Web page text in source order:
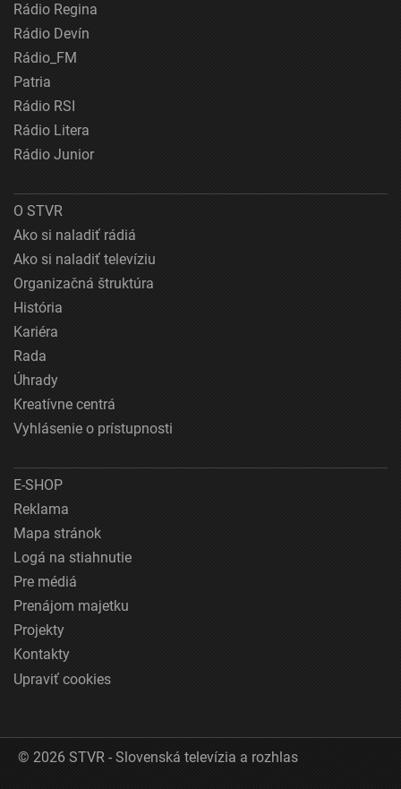
Rádio Regina
Rádio Devín
Rádio_FM
Patria
Rádio RSI
Rádio Litera
Rádio Junior
O STVR
Ako si naladiť rádiá
Ako si naladiť televíziu
Organizačná štruktúra
História
Kariéra
Rada
Úhrady
Kreatívne centrá
Vyhlásenie o prístupnosti
E-SHOP
Reklama
Mapa stránok
Logá na stiahnutie
Pre médiá
Prenájom majetku
Projekty
Kontakty
Upraviť cookies
© 2026 STVR - Slovenská televízia a rozhlas